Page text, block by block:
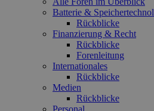
Batterie &
Rückblicke
Finanzierung & Recht
Rückblicke
Forenleitung
Internationales
Rückblicke
Medien
Rückblicke
Personal